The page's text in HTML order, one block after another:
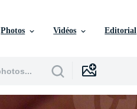
Photos Vidéos Editorial